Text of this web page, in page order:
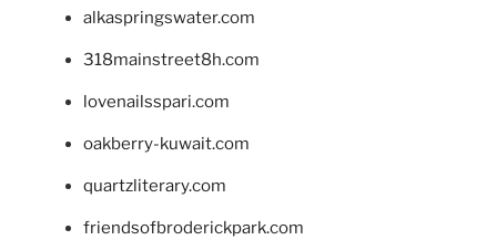
alkaspringswater.com
318mainstreet8h.com
lovenailsspari.com
oakberry-kuwait.com
quartzliterary.com
friendsofbroderickpark.com